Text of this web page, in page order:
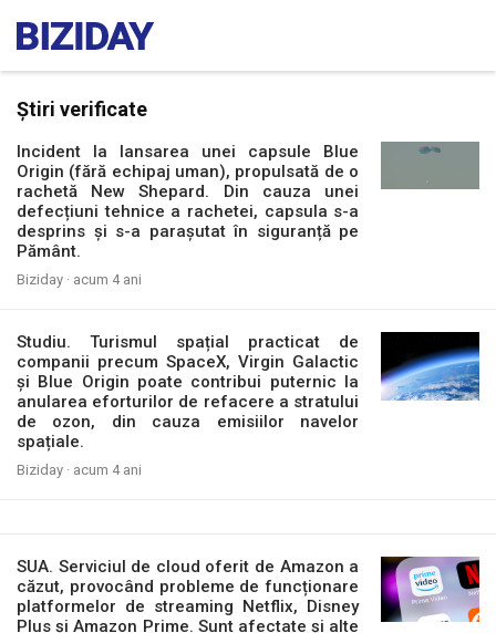
Știri verificate
Incident la lansarea unei capsule Blue
Origin (fără echipaj uman), propulsată de o
rachetă New Shepard. Din cauza unei
defecțiuni tehnice a rachetei, capsula s-a
desprins și s-a parașutat în siguranță pe
Pământ.
Biziday · acum 4 ani
Studiu. Turismul spațial practicat de
companii precum SpaceX, Virgin Galactic
și Blue Origin poate contribui puternic la
anularea eforturilor de refacere a stratului
de ozon, din cauza emisiilor navelor
spațiale.
Biziday · acum 4 ani
SUA. Serviciul de cloud oferit de Amazon a
căzut, provocând probleme de funcționare
platformelor de streaming Netflix, Disney
Plus și Amazon Prime. Sunt afectate și alte